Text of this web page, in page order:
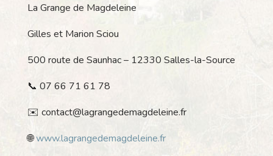
La Grange de Magdeleine
Gilles et Marion Sciou
500 route de Saunhac – 12330 Salles-la-Source
📞 07 66 71 61 78
✉️ contact@lagrangedemagdeleine.fr
🌐www.lagrangedemagdeleine.fr